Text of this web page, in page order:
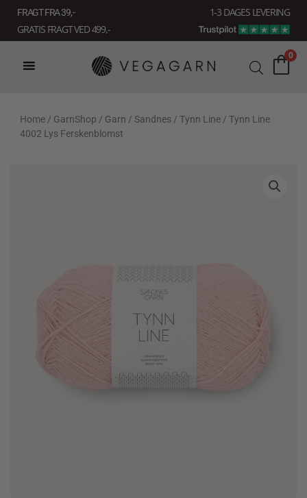
indholdet
FRAGT FRA 39, -
1-3 DAGES LEVERING
GRATIS FRAGT VED 499,-
0
Home / GarnShop / Garn / Sandnes / Tynn Line / Tynn Line
4002 Lys Ferskenblomst